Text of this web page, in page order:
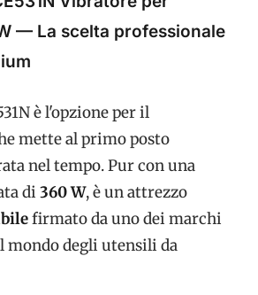
— La scelta professionale
è l'opzione per il
mette al primo posto
nel tempo. Pur con una
di 360 W, è un attrezzo
firmato da uno dei marchi
degli utensili da